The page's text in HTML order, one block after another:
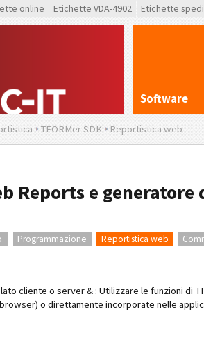
online Etichette VDA-4902 Etichette
Software
TFORMer SDK Reportistica web
Reports e generatore
Programmazione Reportistica web
cliente o server & : Utilizzare le funzioni di
o direttamente incorporate nelle